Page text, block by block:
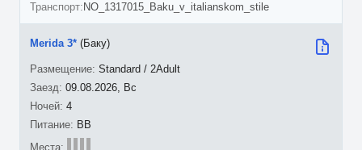
NO_1317015_Baku_v_italianskom_stile
09.08.2026, Вс
4
Merida 3* (Баку)
Standard / 2Adult
BB